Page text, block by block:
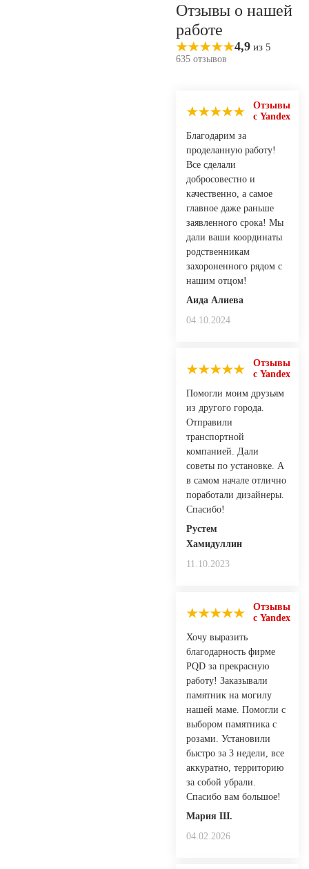
Отзывы о нашей
работе
4,9 из 5
635 отзывов
Отзывы
с Yandex
Благодарим за
проделанную работу!
Все сделали
добросовестно и
качественно, а самое
главное даже раньше
заявленного срока! Мы
дали ваши координаты
родственникам
захороненного рядом с
нашим отцом!
Аида Алиева
04.10.2024
Отзывы
с Yandex
Помогли моим друзьям
из другого города.
Отправили
транспортной
компанией. Дали
советы по установке. А
в самом начале отлично
поработали дизайнеры.
Спасибо!
Рустем
Хамидуллин
11.10.2023
Отзывы
с Yandex
Хочу выразить
благодарность фирме
PQD за прекрасную
работу! Заказывали
памятник на могилу
нашей маме. Помогли с
выбором памятника с
розами. Установили
быстро за 3 недели, все
аккуратно, территорию
за собой убрали.
Спасибо вам большое!
Мария Ш.
04.02.2026